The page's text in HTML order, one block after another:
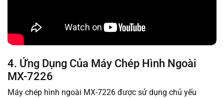
4. Ứng Dụng Của Máy Chép Hình Ngoài
MX-7226
Máy chép hình ngoài MX-7226 được sử dụng chủ yếu